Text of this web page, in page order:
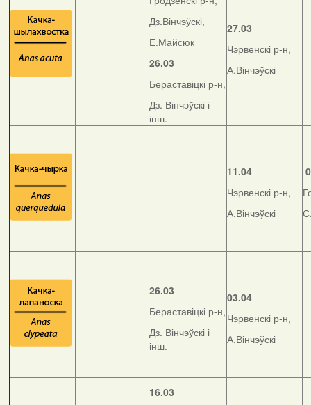
Дз.Вінчэўскі,
Е.Майсюк
26.03
Бераставіцкі р-н,
Дз. Вінчэўскі і
інш.
27.03
Чэрвенскі р-н,
А.Вінчэўскі
11.04
Чэрвенскі р-н,
А.Вінчэўскі
26.03
Бераставіцкі р-н,
Дз. Вінчэўскі і
інш.
03.04
Чэрвенскі р-н,
А.Вінчэўскі
16.03